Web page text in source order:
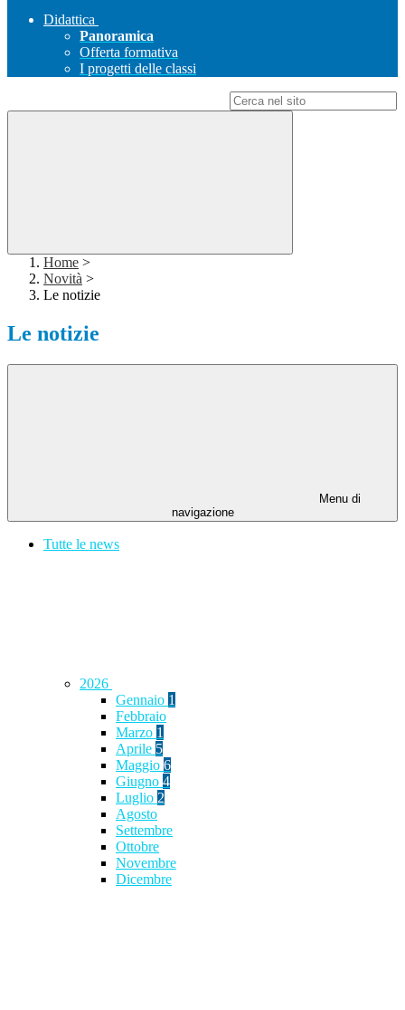
Didattica
Panoramica
Offerta formativa
I progetti delle classi
Home >
Novità >
Le notizie
Le notizie
Menu di
navigazione
Tutte le news
2026
Gennaio 1
Febbraio
Marzo 1
Aprile 5
Maggio 6
Giugno 4
Luglio 2
Agosto
Settembre
Ottobre
Novembre
Dicembre